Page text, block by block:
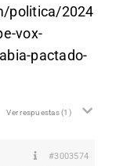
politica/2024
vox-
pactado-
Ver respuestas(1)
#3003574